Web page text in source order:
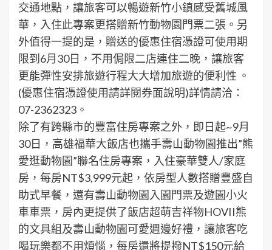
交通地點，讓旅客可以暢遊新竹小鎮感受舊城風
華，入住此專案更搭贈新竹動物園門票二張。另
外值得一提的是，贈送的優惠住宿憑證可使用期
限到6月30日，不用侷限二店連住二晚，讓旅客
更能彈性安排旅遊行程大大增加旅遊的便利性 。
(優惠住宿憑證使用請詳閱券面說明)詳情請洽：
07-2362323。
除了有跨縣市的豐富住房專案之外，即日起~9月
30日，高雄福華大飯店也攜手壽山動物園推出”熊
愛逛動物園”聯名住房專案，入住豪華雙人/家庭
房，每房NT$3,999元起，依房型人數搭贈豐盛自
助式早餐，還有壽山動物園入園門票及遊園小火
車車票，房內更提供了飯店超萌吉祥物HOVII熊
的文具組及壽山動物園可愛週邊好禮，讓旅客吃
喝玩樂都不用煩惱，每房還將提撥NT$150元給